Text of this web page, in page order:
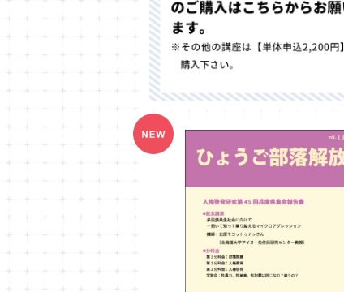
ひょうご部落解放193号
¥990